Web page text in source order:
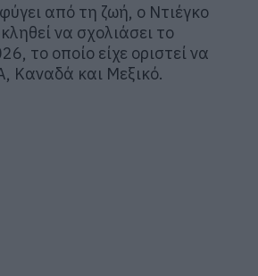
από τη ζωή, ο Ντιέγκο
να σχολιάσει το
το οποίο είχε οριστεί να
Καναδά και Μεξικό.